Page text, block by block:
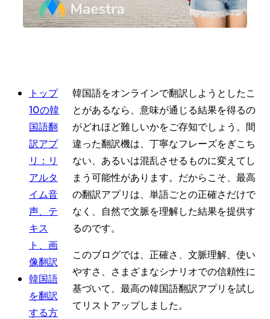
トップ
10の韓
国語翻
訳アプ
リ：リ
アルタ
イム音
声、テ
キス
ト、画
像翻訳
韓国語
を翻訳
する方
韓国語をオンラインで翻訳しようとしたこ
とがあるなら、意味が通じる結果を得るの
がどれほど難しいかをご存知でしょう。間
違った翻訳機は、丁寧なフレーズをぎこち
ない、あるいは混乱させるものに変えてし
まう可能性があります。だからこそ、最高
の翻訳アプリは、単語ごとの正確さだけで
なく、自然で文脈を理解した結果を提供す
るのです。
このブログでは、正確さ、文脈理解、使い
やすさ、さまざまなシナリオでの信頼性に
基づいて、最高の韓国語翻訳アプリを試し
てリストアップしました。